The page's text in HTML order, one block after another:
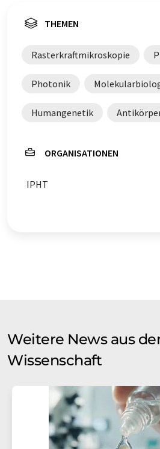
THEMEN
Rasterkraftmikroskopie
Photonik
Humangenetik
ORGANISATIONEN
IPHT
Weitere News aus
Wissenschaft